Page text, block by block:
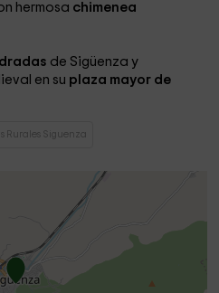
hermosa chimenea
de Sigüenza y
en su plaza mayor de
Rurales Siguenza